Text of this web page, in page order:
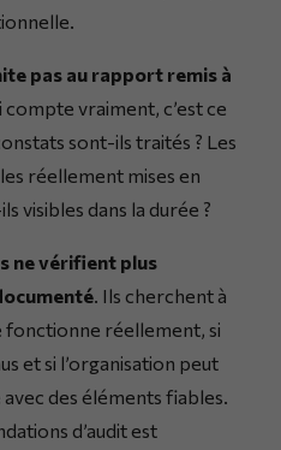
pas au rapport remis à
compte vraiment, c’est ce
sont-ils traités ? Les
réellement mises en
visibles dans la durée ?
ne vérifient plus
. Ils cherchent à
fonctionne réellement, si
et si l’organisation peut
des éléments fiables.
d’audit est